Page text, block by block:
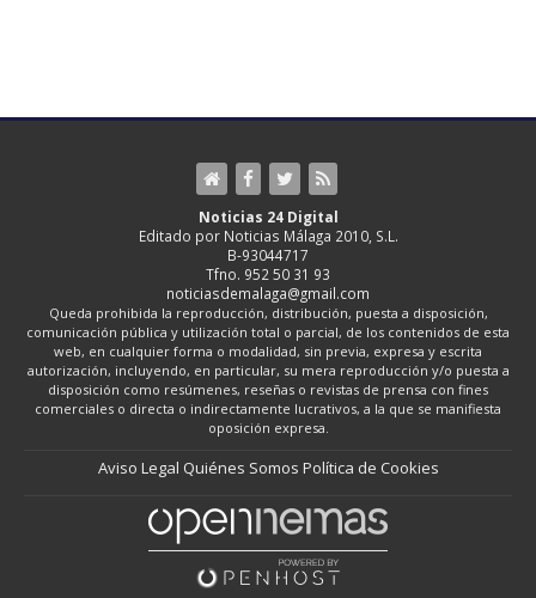
Noticias 24 Digital
Editado por Noticias Málaga 2010, S.L.
B-93044717
Tfno. 952 50 31 93
noticiasdemalaga@gmail.com
Queda prohibida la reproducción, distribución, puesta a disposición,
comunicación pública y utilización total o parcial, de los contenidos de esta
web, en cualquier forma o modalidad, sin previa, expresa y escrita
autorización, incluyendo, en particular, su mera reproducción y/o puesta a
disposición como resúmenes, reseñas o revistas de prensa con fines
comerciales o directa o indirectamente lucrativos, a la que se manifiesta
oposición expresa.
Aviso Legal Quiénes Somos Política de Cookies